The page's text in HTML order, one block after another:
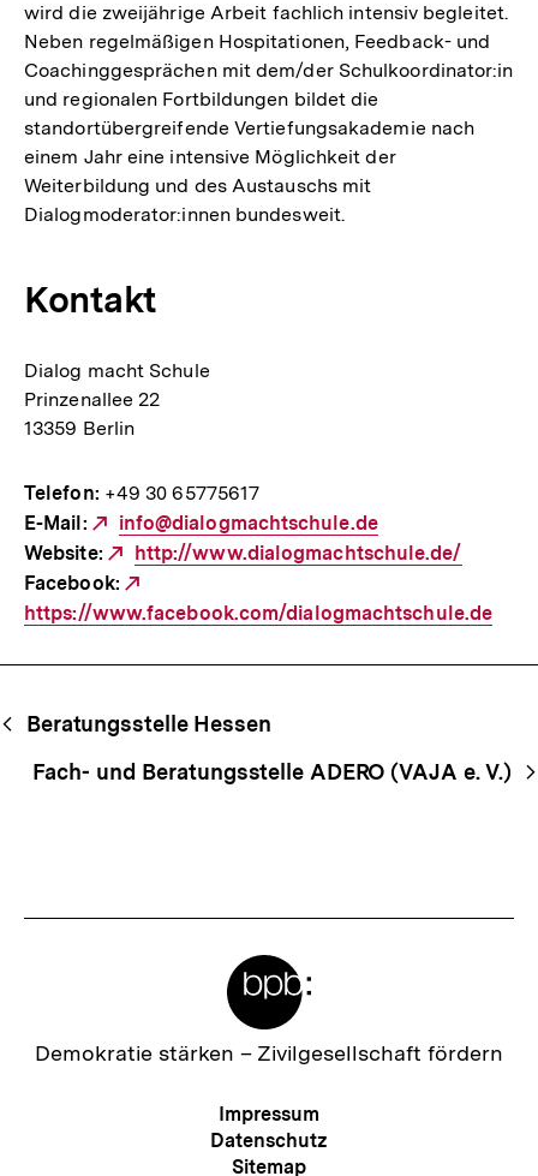
wird die zweijährige Arbeit fachlich intensiv begleitet.
Neben regelmäßigen Hospitationen, Feedback- und
Coachinggesprächen mit dem/der Schulkoordinator:in
und regionalen Fortbildungen bildet die
standortübergreifende Vertiefungsakademie nach
einem Jahr eine intensive Möglichkeit der
Weiterbildung und des Austauschs mit
Dialogmoderator:innen bundesweit.
Kontakt
Dialog macht Schule
Prinzenallee 22
13359 Berlin
Telefon: +49 30 65775617
E-Mail:
Externer
Link:
info@dialogmachtschule.de
Website:
Externer
Link:
http://www.dialogmachtschule.de/
Facebook:
Link:
https://www.facebook.com/dialogmachtschule.de
Begriffsnavigation
Content-
Navigation
Beratungsstelle Hessen
Fach- und Beratungsstelle ADERO (VAJA e. V.)
Zur
Demokratie stärken – Zivilgesellschaft fördern
Meta-
Navigation
Impressum
Datenschutz
Sitemap